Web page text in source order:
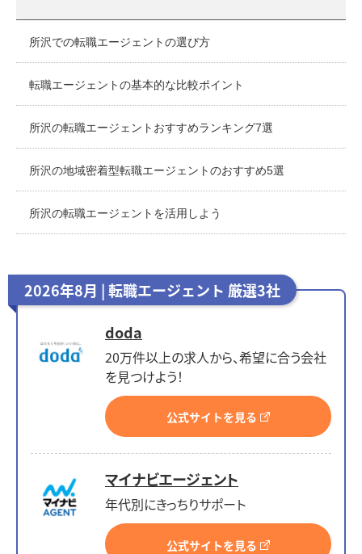
所沢での転職エージェントの選び方
転職エージェントの基本的な比較ポイント
所沢の転職エージェントおすすめランキング7選
所沢の地域密着型転職エージェントのおすすめ5選
所沢の転職エージェントを活用しよう
2026年8月 | 転職エージェント 厳選3社
doda
20万件以上の求人から、希望に合う会社
を見つけよう！
公式サイトを見る
マイナビエージェント
年代別にきっちりサポート
公式サイトを見る